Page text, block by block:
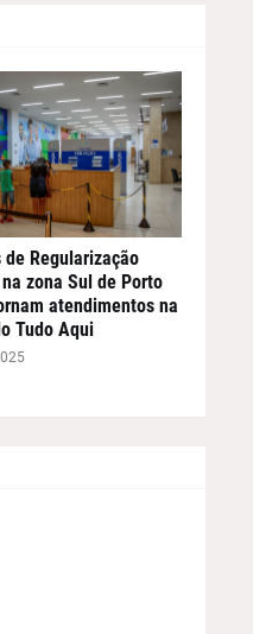
de Regularização
zona Sul de Porto
atendimentos na
Tudo Aqui